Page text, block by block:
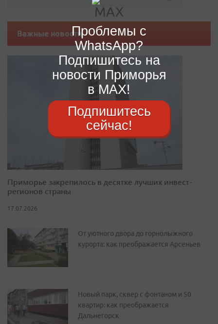
Важные новости
Приморье закрепилось в десятке лучших инвест-
регионов страны
17.07.2026
От уютного двора до горнолыжного
курорта: как преображается Арсеньев
Новый парк, сквер с фонтаном и 50
квартир: как преображается
Дальнегорск
Проблемы с
WhatsApp?
Подпишитесь на
новости Приморья
в MAX!
Подпишитесь
сейчас!